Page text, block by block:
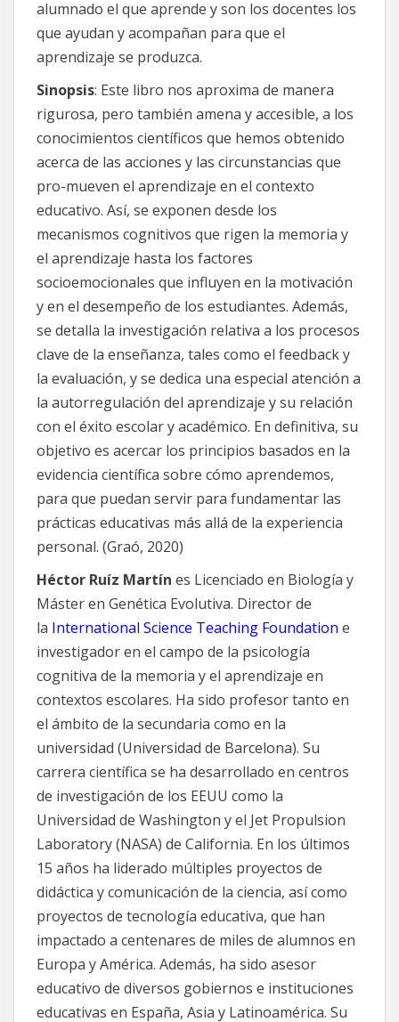
alumnado el que aprende y son los docentes los
que ayudan y acompañan para que el
aprendizaje se produzca.
Sinopsis: Este libro nos aproxima de manera
rigurosa, pero también amena y accesible, a los
conocimientos científicos que hemos obtenido
acerca de las acciones y las circunstancias que
pro-mueven el aprendizaje en el contexto
educativo. Así, se exponen desde los
mecanismos cognitivos que rigen la memoria y
el aprendizaje hasta los factores
socioemocionales que influyen en la motivación
y en el desempeño de los estudiantes. Además,
se detalla la investigación relativa a los procesos
clave de la enseñanza, tales como el feedback y
la evaluación, y se dedica una especial atención a
la autorregulación del aprendizaje y su relación
con el éxito escolar y académico. En definitiva, su
objetivo es acercar los principios basados en la
evidencia científica sobre cómo aprendemos,
para que puedan servir para fundamentar las
prácticas educativas más allá de la experiencia
personal. (Graó, 2020)
Héctor Ruíz Martín es Licenciado en Biología y
Máster en Genética Evolutiva. Director de
la International Science Teaching Foundation e
investigador en el campo de la psicología
cognitiva de la memoria y el aprendizaje en
contextos escolares. Ha sido profesor tanto en
el ámbito de la secundaria como en la
universidad (Universidad de Barcelona). Su
carrera científica se ha desarrollado en centros
de investigación de los EEUU como la
Universidad de Washington y el Jet Propulsion
Laboratory (NASA) de California. En los últimos
15 años ha liderado múltiples proyectos de
didáctica y comunicación de la ciencia, así como
proyectos de tecnología educativa, que han
impactado a centenares de miles de alumnos en
Europa y América. Además, ha sido asesor
educativo de diversos gobiernos e instituciones
educativas en España, Asia y Latinoamérica. Su